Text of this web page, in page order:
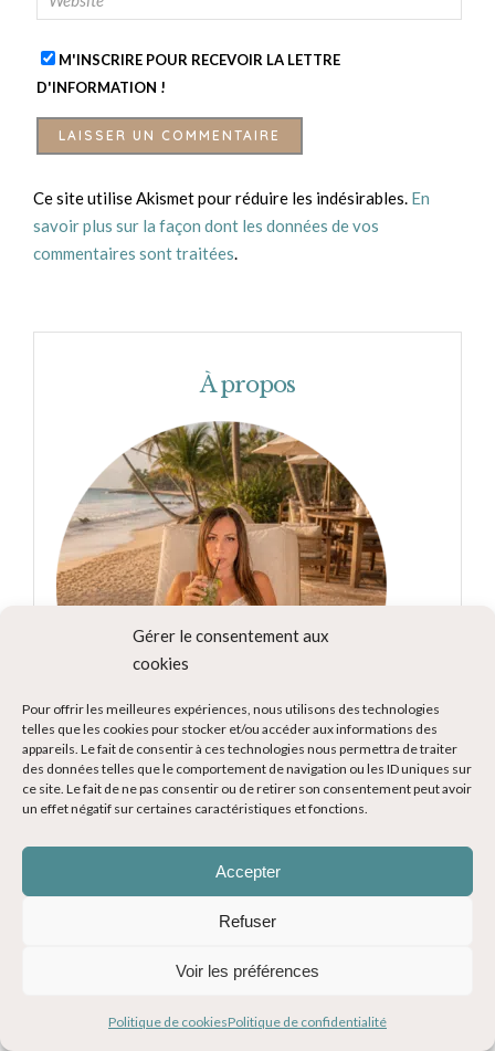
Gérer le consentement aux
cookies
Pour offrir les meilleures expériences, nous utilisons des technologies
telles que les cookies pour stocker et/ou accéder aux informations des
appareils. Le fait de consentir à ces technologies nous permettra de traiter
des données telles que le comportement de navigation ou les ID uniques sur
ce site. Le fait de ne pas consentir ou de retirer son consentement peut avoir
un effet négatif sur certaines caractéristiques et fonctions.
Accepter
Refuser
Voir les préférences
Politique de cookiesPolitique de confidentialité
M'INSCRIRE POUR RECEVOIR LA LETTRE
D'INFORMATION !
Ce site utilise Akismet pour réduire les indésirables. En
savoir plus sur la façon dont les données de vos
commentaires sont traitées.
À propos
Voyageuse, maman et passionnée de découvertes, je
partage ici depuis 2015 mes expériences, mes coups
aider à organiser vos voyages.